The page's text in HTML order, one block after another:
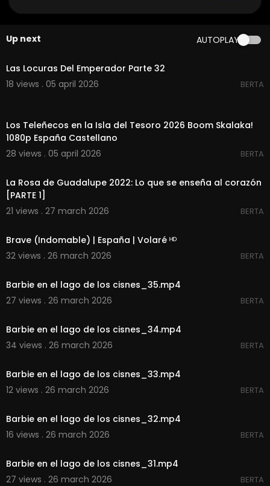
Up next AUTOPLAY
00:01:58
Las Locuras Del Emperador Parte 32
18 views . 05 april 2026
BERTA
Los Teleñecos en la Isla del Tesoro 2026 Boom Skalaka!
1080p España Castellano
28 views . 05 april 2026
BERTA
La Rosa de Guadalupe 2022: Lo que se enseña al corazón
[PARTE 1]
21 views . 27 march 2026
BERTA
Brave (Indomable) | España | Volaré ᴴᴰ
32 views . 26 march 2026
BERTA
Barbie en el lago de los cisnes_35.mp4
27 views . 26 march 2026
BERTA
Barbie en el lago de los cisnes_34.mp4
34 views . 26 march 2026
BERTA
Barbie en el lago de los cisnes_33.mp4
12 views . 26 march 2026
BERTA
Barbie en el lago de los cisnes_32.mp4
16 views . 26 march 2026
BERTA
Barbie en el lago de los cisnes_31.mp4
27 views . 26 march 2026
BERTA